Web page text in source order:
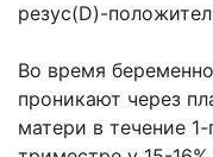
резус(D)-
Во время
проникают через
матери в течение